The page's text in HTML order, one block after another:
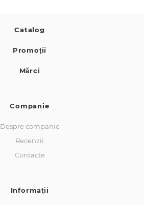
Catalog
Promoții
Mărci
Companie
Despre companie
Recenzii
Contacte
Informaţii